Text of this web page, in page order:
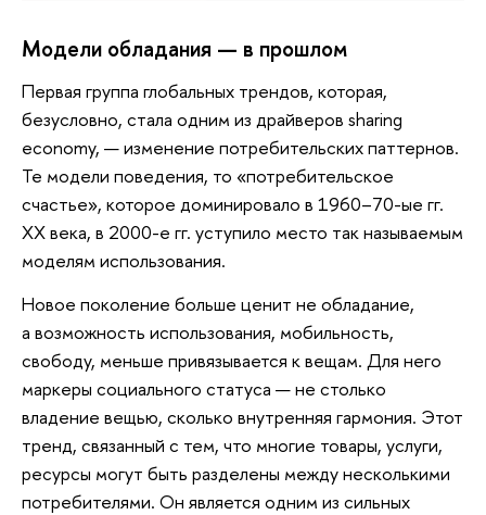
Модели обладания — в прошлом
Первая группа глобальных трендов, которая,
безусловно, стала одним из драйверов sharing
economy, — изменение потребительских паттернов.
Те модели поведения, то «потребительское
счастье», которое доминировало в 1960–70-ые гг.
XX века, в 2000-е гг. уступило место так называемым
моделям использования.
Новое поколение больше ценит не обладание,
а возможность использования, мобильность,
свободу, меньше привязывается к вещам. Для него
маркеры социального статуса — не столько
владение вещью, сколько внутренняя гармония. Этот
тренд, связанный с тем, что многие товары, услуги,
ресурсы могут быть разделены между несколькими
потребителями. Он является одним из сильных